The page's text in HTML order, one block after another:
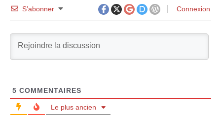
S’abonner Connexion
5 COMMENTAIRES
Le plus ancien